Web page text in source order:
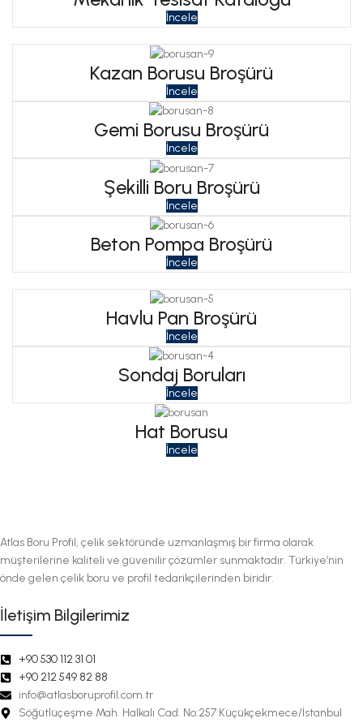
İncele
Kazan Borusu Broşürü
İncele
Gemi Borusu Broşürü
İncele
Şekilli Boru Broşürü
İncele
Beton Pompa Broşürü
İncele
Havlu Pan Broşürü
İncele
Sondaj Boruları
İncele
Hat Borusu
İncele
Atlas Boru Profil, çelik sektöründe uzmanlaşmış bir firma olarak
müşterilerine kaliteli ve güvenilir çözümler sunmaktadır. Türkiye’nin
önde gelen çelik boru ve profil tedarikçilerinden biridir.
İletişim Bilgilerimiz
+90 530 112 31 01
+90 212 549 82 88
info@atlasboruprofil.com.tr
Söğütlüçeşme Mah. Halkalı Cad. No:257 Küçükçekmece/İstanbul